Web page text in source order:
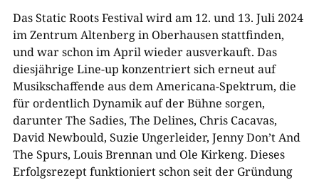
Das Static Roots Festival wird am 12. und 13. Juli 2024
im Zentrum Altenberg in Oberhausen stattfinden,
und war schon im April wieder ausverkauft. Das
diesjährige Line-up konzentriert sich erneut auf
Musikschaffende aus dem Americana-Spektrum, die
für ordentlich Dynamik auf der Bühne sorgen,
darunter The Sadies, The Delines, Chris Cacavas,
David Newbould, Suzie Ungerleider, Jenny Don’t And
The Spurs, Louis Brennan und Ole Kirkeng. Dieses
Erfolgsrezept funktioniert schon seit der Gründung